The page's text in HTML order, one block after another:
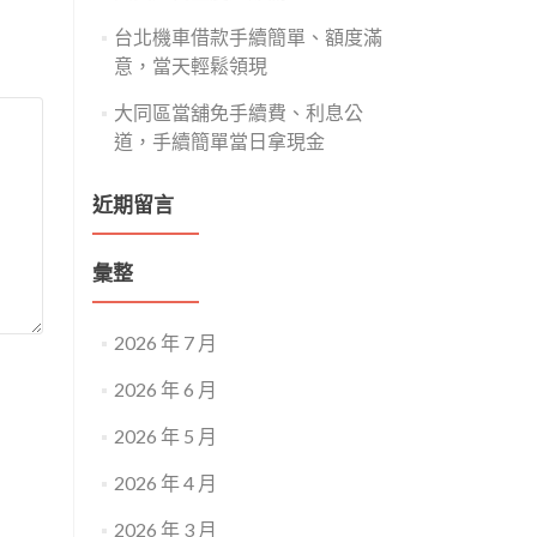
台北機車借款手續簡單、額度滿
意，當天輕鬆領現
大同區當舖免手續費、利息公
道，手續簡單當日拿現金
近期留言
彙整
2026 年 7 月
2026 年 6 月
2026 年 5 月
2026 年 4 月
2026 年 3 月